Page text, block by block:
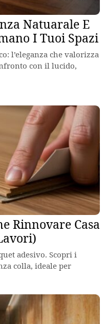
Natuarale E
I Tuoi Spazi
l’eleganza che valorizza
con il lucido,
Rinnovare Casa
adesivo. Scopri i
colla, ideale per